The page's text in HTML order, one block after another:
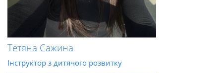
Тетяна Сажина
Інструктор з дитячого розвитку